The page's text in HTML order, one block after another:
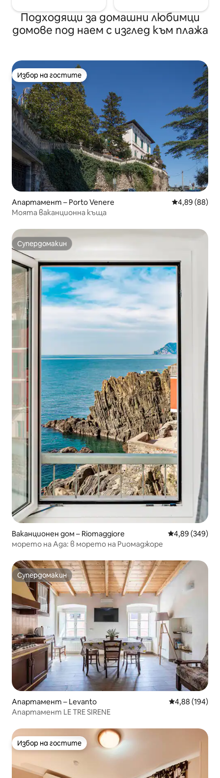
Подходящи за домашни любимци
домове под наем с изглед към плажа
Избор на гостите
Избор на гостите
Апартамент – Porto Venere Средна
4,89 (88)
Моята ваканционна къща
Супердомакин
Супердомакин
Ваканционен дом – Riomaggiore Средна
4,89 (349)
морето на Ада: в морето на Риомаджоре
Супердомакин
Супердомакин
Апартамент – Levanto Средна
4,88 (194)
Апартамент LE TRE SIRENE
Избор на гостите
Избор на гостите